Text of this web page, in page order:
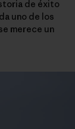
de éxito
uno de los
merece un